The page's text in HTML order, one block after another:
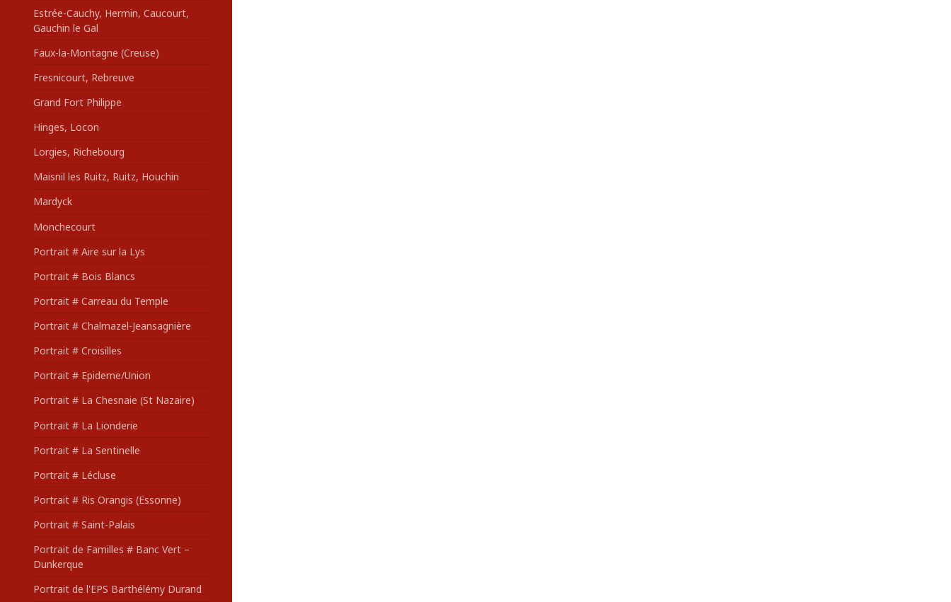
Estrée-Cauchy, Hermin, Caucourt,
Gauchin le Gal
Faux-la-Montagne (Creuse)
Fresnicourt, Rebreuve
Grand Fort Philippe
Hinges, Locon
Lorgies, Richebourg
Maisnil les Ruitz, Ruitz, Houchin
Mardyck
Monchecourt
Portrait # Aire sur la Lys
Portrait # Bois Blancs
Portrait # Carreau du Temple
Portrait # Chalmazel-Jeansagnière
Portrait # Croisilles
Portrait # Epideme/Union
Portrait # La Chesnaie (St Nazaire)
Portrait # La Lionderie
Portrait # La Sentinelle
Portrait # Lécluse
Portrait # Ris Orangis (Essonne)
Portrait # Saint-Palais
Portrait de Familles # Banc Vert –
Dunkerque
Portrait de l'EPS Barthélémy Durand